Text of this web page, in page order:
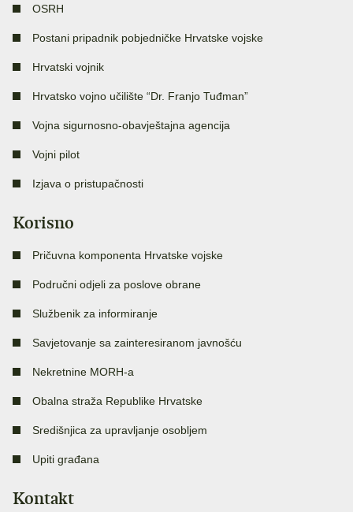
OSRH
Postani pripadnik pobjedničke Hrvatske vojske
Hrvatski vojnik
Hrvatsko vojno učilište “Dr. Franjo Tuđman”
Vojna sigurnosno-obavještajna agencija
Vojni pilot
Izjava o pristupačnosti
Korisno
Pričuvna komponenta Hrvatske vojske
Područni odjeli za poslove obrane
Službenik za informiranje
Savjetovanje sa zainteresiranom javnošću
Nekretnine MORH-a
Obalna straža Republike Hrvatske
Središnjica za upravljanje osobljem
Upiti građana
Kontakt